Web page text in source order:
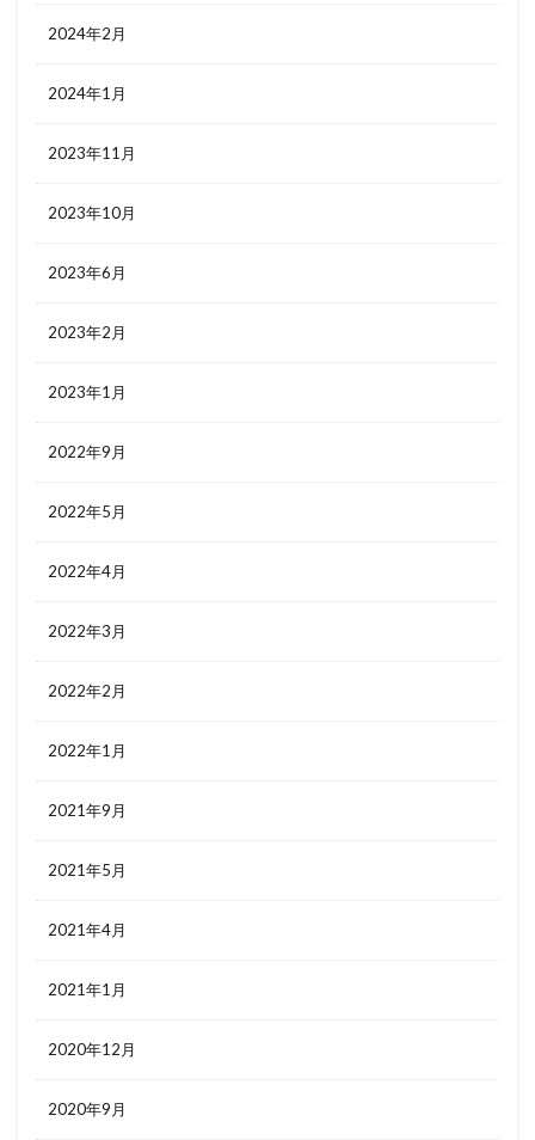
2024年2月
2024年1月
2023年11月
2023年10月
2023年6月
2023年2月
2023年1月
2022年9月
2022年5月
2022年4月
2022年3月
2022年2月
2022年1月
2021年9月
2021年5月
2021年4月
2021年1月
2020年12月
2020年9月